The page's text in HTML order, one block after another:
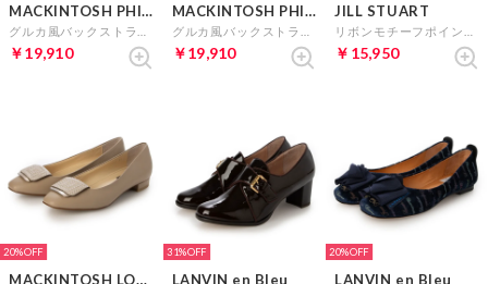
MACKINTOSH PHILOSOPHY
￥19,910
MACKINTOSH PHILOSOPHY
￥19,910
JILL STUART
￥15,950
20%
MACKINTOSH LONDON
31%
LANVIN en Bleu
20%
LANVIN en Bleu